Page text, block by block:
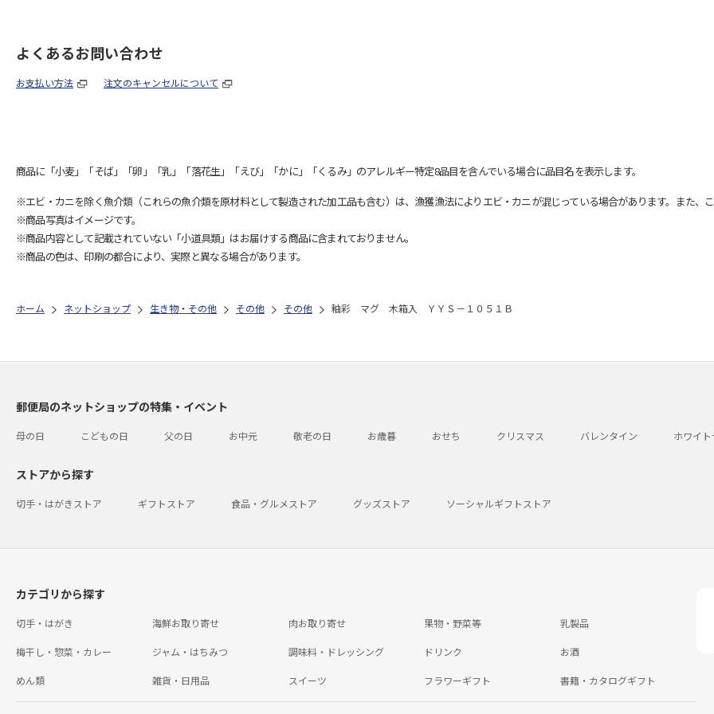
よくあるお問い合わせ
お支払い方法 注文のキャンセルについて
商品に「小麦」「そば」「卵」「乳」「落花生」「えび」「かに」「くるみ」のアレルギー特定8品目を含んでいる場合に品目名を表示します。
※エビ・カニを除く魚介類（これらの魚介類を原材料として製造された加工品も含む）は、漁獲漁法によりエビ・カニが混じっている場合があります。また、
※商品写真はイメージです。
※商品内容として記載されていない「小道具類」はお届けする商品に含まれておりません。
※商品の色は、印刷の都合により、実際と異なる場合があります。
ホーム ネットショップ 生き物・その他 その他 その他 釉彩 マグ 木箱入 ＹＹＳ－１０５１Ｂ
郵便局のネットショップの特集・イベント
母の日 こどもの日 父の日 お中元 敬老の日 お歳暮 おせち クリスマス バレンタイン ホワイ
ストアから探す
切手・はがきストア ギフトストア 食品・グルメストア グッズストア ソーシャルギフトストア
カテゴリから探す
切手・はがき 海鮮お取り寄せ 肉お取り寄せ 果物・野菜等 乳製品
梅干し・惣菜・カレー ジャム・はちみつ 調味料・ドレッシング ドリンク お酒
めん類 雑貨・日用品 スイーツ フラワーギフト 書籍・カタログギフト